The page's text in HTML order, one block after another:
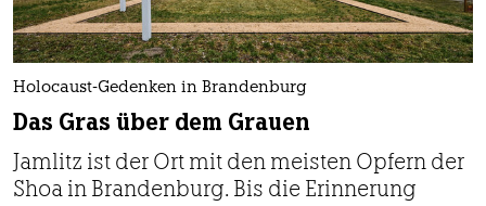
Holocaust-Gedenken in Brandenburg
Das Gras über dem Grauen
Jamlitz ist der Ort mit den meisten Opfern der
Shoa in Brandenburg. Bis die Erinnerung